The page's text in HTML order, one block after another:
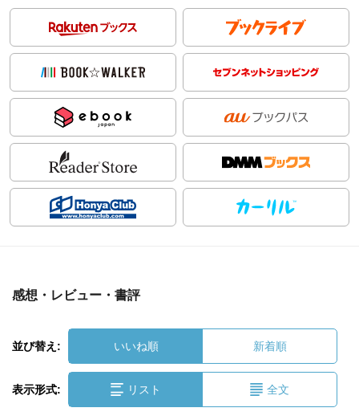
感想・レビュー・書評
並び替え: いいね順 新着順
表示形式: リスト 全文